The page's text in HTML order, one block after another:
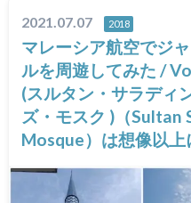
2021.07.07 2018
マレーシア航空でジ
ルを周遊してみた /
(スルタン・サラディ
ズ・モスク )（
Mosque）は想像以上